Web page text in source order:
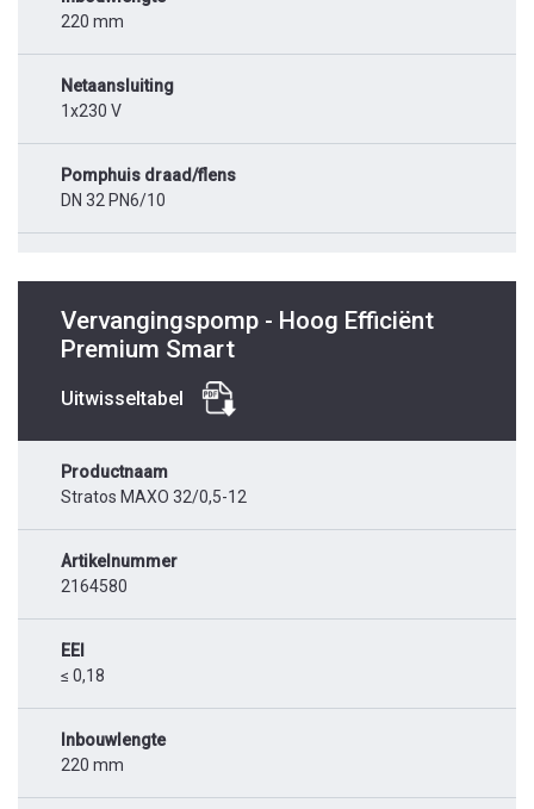
220 mm
Netaansluiting
1x230 V
Pomphuis draad/flens
DN 32 PN6/10
Vervangingspomp - Hoog Efficiënt
Premium Smart
Uitwisseltabel
Productnaam
Stratos MAXO 32/0,5-12
Artikelnummer
2164580
EEI
≤ 0,18
Inbouwlengte
220 mm